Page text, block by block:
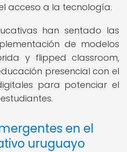
acceso a la tecnología.
han sentado las
de modelos
y flipped classroom,
presencial con el
para potenciar el
en el
uruguayo